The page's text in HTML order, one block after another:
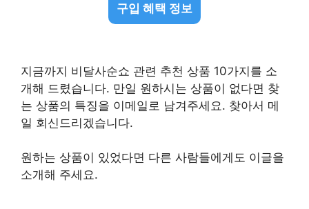
구입 혜택 정보
지금까지 비달사순쇼 관련 추천 상품 10가지를 소
개해 드렸습니다. 만일 원하시는 상품이 없다면 찾
는 상품의 특징을 이메일로 남겨주세요. 찾아서 메
일 회신드리겠습니다.
원하는 상품이 있었다면 다른 사람들에게도 이글을
소개해 주세요.